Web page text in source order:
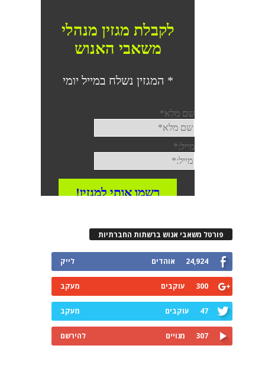
פורטל משאבי אנוש ברשתות החברתיות
24,924 אוהדים לייק
300 עוקבים מעקב
47 עוקבים מעקב
307 מנויים להירשם